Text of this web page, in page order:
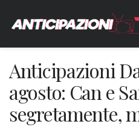
Anticipazioni
agosto: Can e
segretamente,